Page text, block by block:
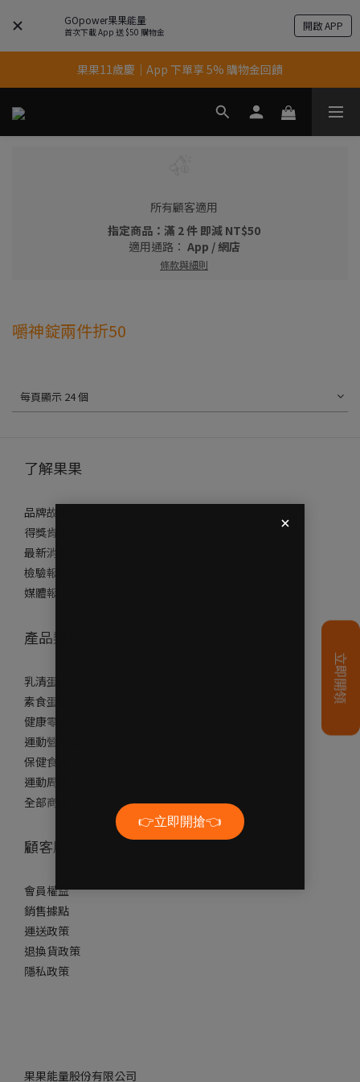
GOpower果果能量
首次下載 App 送 $50 購物金 開啟 APP
果果11歲慶｜App 下單享 5% 購物金回饋
果果11歲慶｜App 下單享 5% 購物金回饋
結帳輸入優惠代碼【gopower】享全單95折優惠！
所有顧客適用
指定商品：滿 2 件 即減 NT$50
適用通路： App / 網店
條款與細則
嚼神錠兩件折50
每頁顯示 24 個
了解果果
品牌故事
得獎肯定
最新消息
檢驗報告
媒體報導
產品類別
乳清蛋白
素食蛋白
健康零食
運動營養補充
保健食品
運動周邊
全部商品
顧客服務
會員權益
銷售據點
運送政策
退換貨政策
隱私政策
果果能量股份有限公司